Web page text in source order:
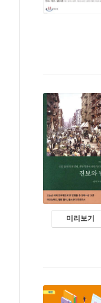
미리보기